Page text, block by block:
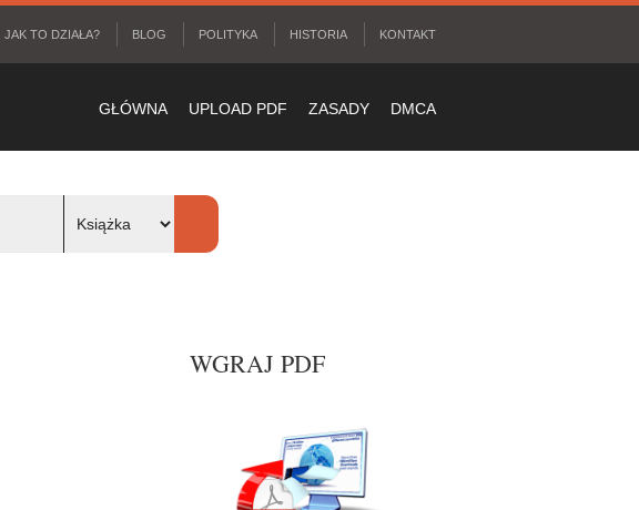
JAK TO DZIAŁA? BLOG POLITYKA HISTORIA KONTAKT
GŁÓWNA UPLOAD PDF ZASADY DMCA
WGRAJ PDF